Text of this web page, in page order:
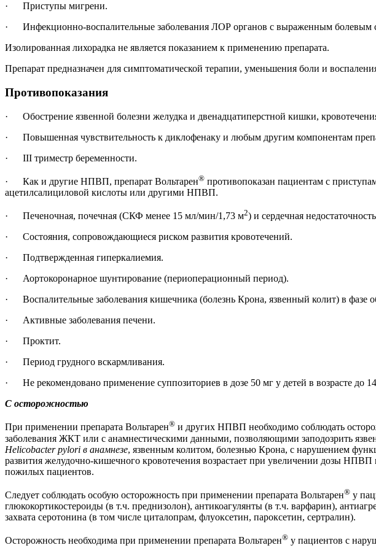
· Приступы мигрени.
· Инфекционно-воспалительные заболевания ЛОР органов с выраженным болевым
Изолированная лихорадка не является показанием к применению препарата.
Препарат предназначен для симптоматической терапии, уменьшения боли и
Противопоказания
· Обострение язвенной болезни желудка и двенадцатиперстной кишки,
· Повышенная чувствительность к диклофенаку и любым другим компонентам
· III триместр беременности.
· Как и другие НПВП, препарат Вольтарен® противопоказан пациентам с
ацетилсалициловой кислоты или другими НПВП.
· Печеночная, почечная (СКФ менее 15 мл/мин/1,73 м2) и сердечная
· Состояния, сопровождающиеся риском развития кровотечений.
· Подтвержденная гиперкалиемия.
· Аортокоронарное шунтирование (периоперационный период).
· Воспалительные заболевания кишечника (болезнь Крона, язвенный колит) в фазе
· Активные заболевания печени.
· Проктит.
· Период грудного вскармливания.
· Не рекомендовано применение суппозиториев в дозе 50 мг у детей в возрасте до
С осторожностью
При применении препарата Вольтарен® и других НПВП необходимо соблюдать
заболевания ЖКТ или с анамнестическими данными, позволяющими заподозрить
Helicobacter pylori в анамнезе, язвенным колитом, болезнью Крона, с нарушением
развития желудочно-кишечного кровотечения возрастает при увеличении дозы
пожилых пациентов.
Следует соблюдать особую осторожность при применении препарата Вольтарен® у
глюкокортикостероиды (в т.ч. преднизолон), антикоагулянты (в т.ч. варфарин),
захвата серотонина (в том числе циталопрам, флуоксетин, пароксетин, сертралин).
Осторожность необходима при применении препарата Вольтарен® у пациентов с